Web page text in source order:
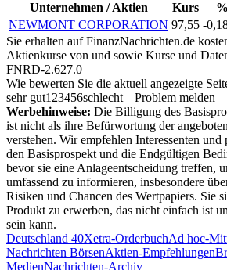
Unternehmen / Aktien Kurs
%
NEWMONT CORPORATION 97,55 -
Sie erhalten auf FinanzNachrichten.de
Aktienkurse von und sowie Kurse und
FNRD-2.627.0
Wie bewerten Sie die aktuell angezeigte
sehr gut1 23456schlecht
Problem melden
Werbehinweise: Die Billigung des
ist nicht als ihre Befürwortung der
verstehen. Wir empfehlen Interessenten
den Basisprospekt und die Endgültigen
bevor sie eine Anlageentscheidung treffen,
umfassend zu informieren, insbesondere
Risiken und Chancen des Wertpapiers. Sie
Produkt zu erwerben, das nicht einfach ist
sein kann.
Deutschland 40Xetra-OrderbuchAd hoc-
Nachrichten BörsenAktien-Empfehlungen
MedienNachrichten-Archiv